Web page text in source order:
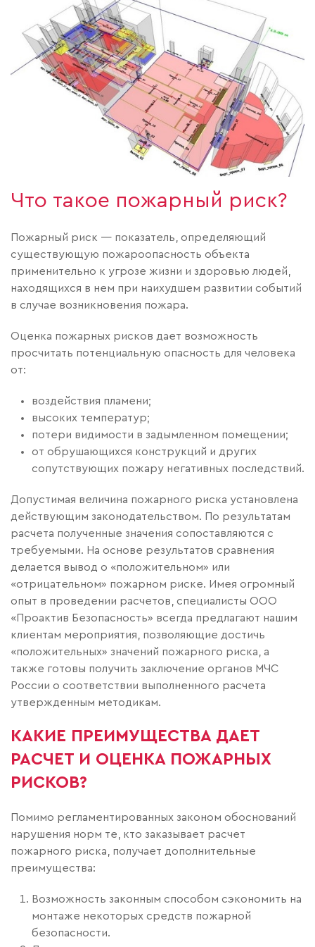
Что такое пожарный риск?
Пожарный риск — показатель, определяющий
существующую пожароопасность объекта
применительно к угрозе жизни и здоровью людей,
находящихся в нем при наихудшем развитии событий
в случае возникновения пожара.
Оценка пожарных рисков дает возможность
просчитать потенциальную опасность для человека
от:
воздействия пламени;
высоких температур;
потери видимости в задымленном помещении;
от обрушающихся конструкций и других
сопутствующих пожару негативных последствий.
Допустимая величина пожарного риска установлена
действующим законодательством. По результатам
расчета полученные значения сопоставляются с
требуемыми. На основе результатов сравнения
делается вывод о «положительном» или
«отрицательном» пожарном риске. Имея огромный
опыт в проведении расчетов, специалисты ООО
«Проактив Безопасность» всегда предлагают нашим
клиентам мероприятия, позволяющие достичь
«положительных» значений пожарного риска, а
также готовы получить заключение органов МЧС
России о соответствии выполненного расчета
утвержденным методикам.
КАКИЕ ПРЕИМУЩЕСТВА ДАЕТ
РАСЧЕТ И ОЦЕНКА ПОЖАРНЫХ
РИСКОВ?
Помимо регламентированных законом обоснований
нарушения норм те, кто заказывает расчет
пожарного риска, получает дополнительные
преимущества:
Возможность законным способом сэкономить на
монтаже некоторых средств пожарной
безопасности.